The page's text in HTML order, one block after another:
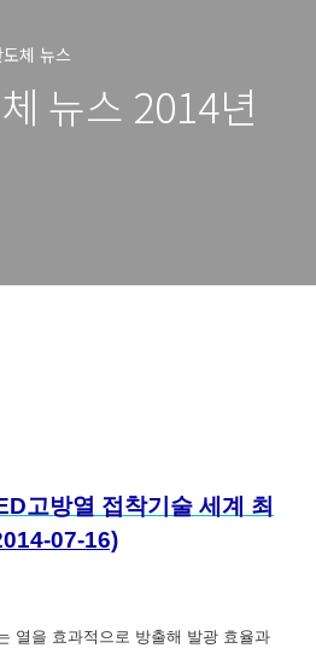
체 뉴스
뉴스 2014년
고방열 접착기술 세계 최
07-16)
열을 효과적으로 방출해 발광 효율과